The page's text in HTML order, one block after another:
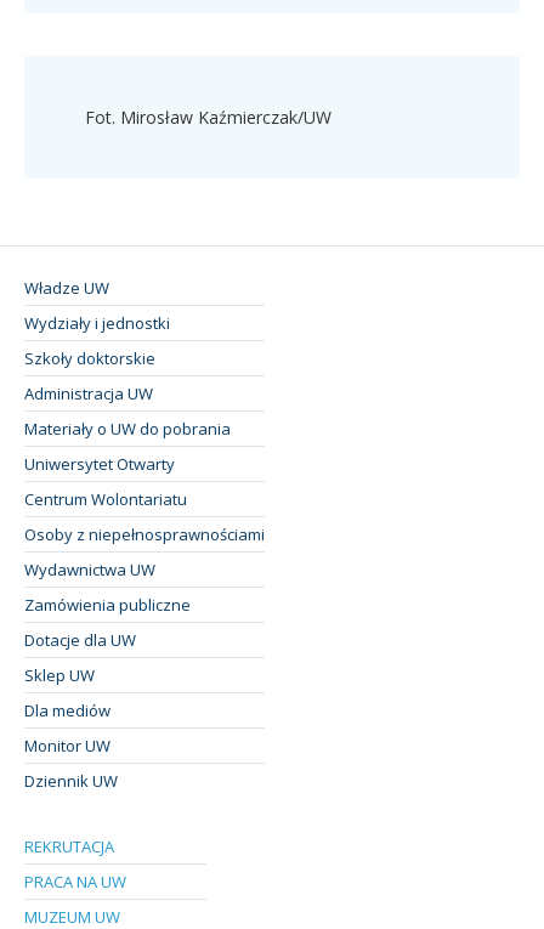
Fot. Mirosław Kaźmierczak/UW
Władze UW
Wydziały i jednostki
Szkoły doktorskie
Administracja UW
Materiały o UW do pobrania
Uniwersytet Otwarty
Centrum Wolontariatu
Osoby z niepełnosprawnościami
Wydawnictwa UW
Zamówienia publiczne
Dotacje dla UW
Sklep UW
Dla mediów
Monitor UW
Dziennik UW
REKRUTACJA
PRACA NA UW
MUZEUM UW